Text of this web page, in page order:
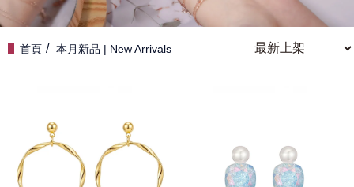
首頁 本月新品 | New Arrivals